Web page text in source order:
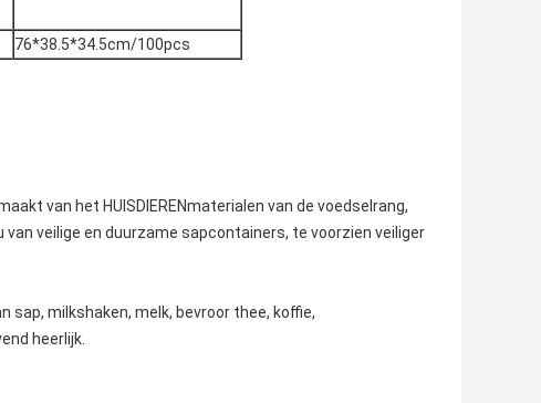
76*38.5*34.5cm/100pcs
van het HUISDIERENmaterialen van de voedselrang,
veilige en duurzame sapcontainers, te voorzien veiliger
sap, milkshaken, melk, bevroor thee, koffie,
heerlijk.